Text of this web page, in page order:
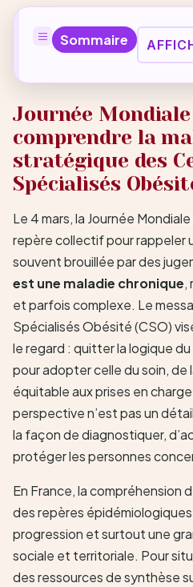
Sommaire
Journée Mondiale
comprendre la
stratégique des
Spécialisés
Le 4 mars, la Journée
repère collectif pour rappeler
souvent brouillée par des
est une maladie chronique,
et parfois complexe. Le
Spécialisés Obésité (CSO)
le regard : quitter la logique
pour adopter celle du soin, de
équitable aux prises en
perspective n’est pas un
la façon de diagnostiquer,
protéger les personnes
En France, la compréhension
des repères
progression et surtout une
sociale et territoriale. Pour
des ressources de synthèse